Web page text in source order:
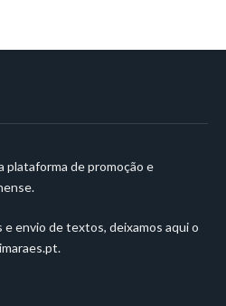
plataforma de promoção e
envio de textos, deixamos aqui o
.